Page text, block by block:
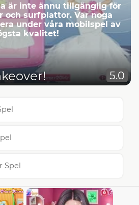
är inte ännu tillgänglig för
och surfplattor. Var noga
under våra mobilspel av
kvalitet!
5.0
Spel